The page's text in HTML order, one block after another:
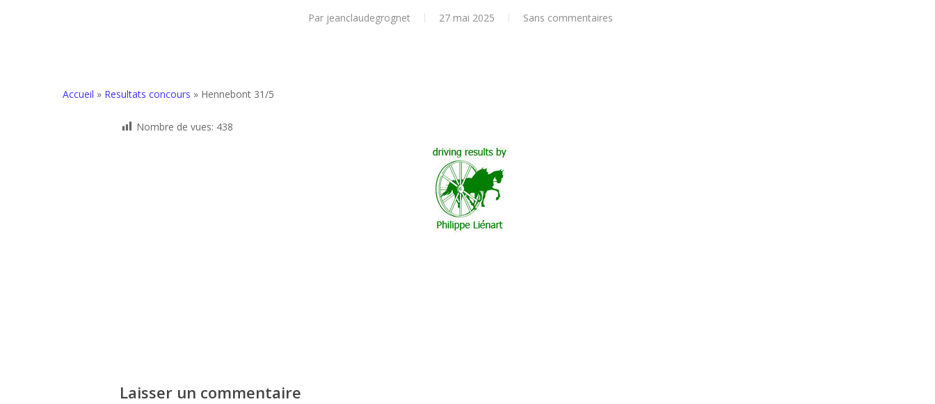
Par jeanclaudegrognet 27 mai 2025 Sans commentaires
Accueil » Resultats concours » Hennebont 31/5
Nombre de vues: 438
Laisser un commentaire